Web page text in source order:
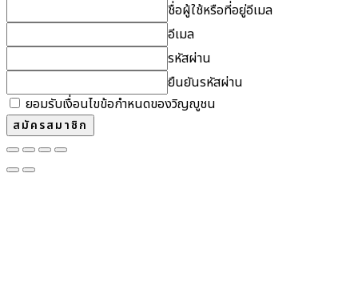
ชื่อผู้ใช้หรือที่อยู่อีเมล
อีเมล
รหัสผ่าน
ยืนยันรหัสผ่าน
ยอมรับเงื่อนไขข้อกำหนดของวิญญูชน